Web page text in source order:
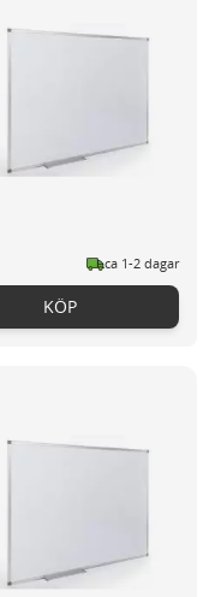
ca 1-2 dagar
KÖP